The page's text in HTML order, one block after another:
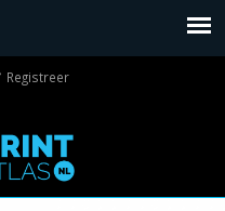
Registreer